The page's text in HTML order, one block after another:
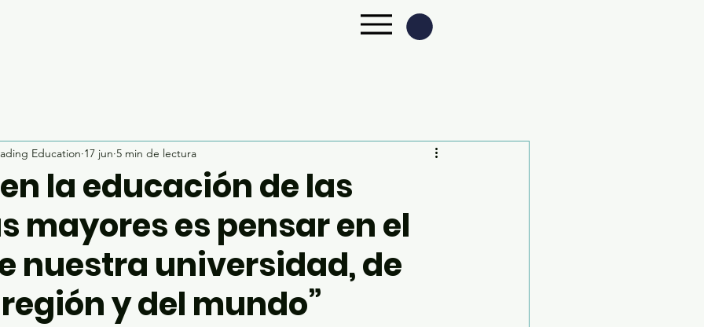
la educación de las
mayores es pensar en el
nuestra universidad, de
y del mundo”
Education 17 jun 5 min de lectura